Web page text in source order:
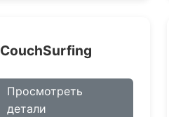
CouchSurfing
Просмотреть
детали